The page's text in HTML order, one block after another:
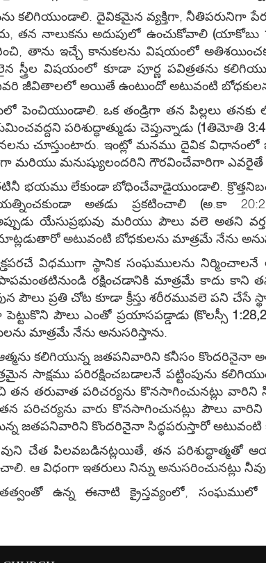
కలిగియుండాలి. దైవికమైన వ్యక్తిగా, నీతిపరునిగా
తన నాలుకను అదుపులో ఉంచుకోవాలి (యాకోబు
తాను ఇచ్చే కానుకలను విషయంలో
స్త్రీల విషయంలో కూడా పూర్ణ పవిత్రతను
జీవితాలలో అయితే ఉంటుందో అటువంటి
పెంచియుండాలి. ఒక తండ్రిగా తన పిల్లలు
పరిశుద్ధాత్ముడు చెప్తున్నాడు (1తిమోతి
చూస్తుంటారు. ఇంట్లో మనము దైవిక
మరియు మనుష్యులందరిని గౌరవించేవారిగా
భయము లేకుండా బోధించేవాడైయుండాలి.
అతడు ప్రకటించాలి (అ.కా
యేసుప్రభువు మరియు పౌలు వలె
అటువంటి బోధకులను మాత్రమే నేను
విధముగా స్థానిక సంఘములను నిర్మించాలనే
పాపమంతటినుండి రక్షించడానికి మాత్రమే కాదు కాని
పౌలు ప్రతి చోట కూడా క్రీస్తు శరీరమువలె పని చేసే
పెట్టుకొని పౌలు ఎంతో ప్రయాసపడ్డాడు (కొలస్సీ
మాత్రమే నేను అనుసరిస్తాను.
కలిగియున్న జతపనివారిని కనీసం కొందరినైనా
సాక్షము పరిరక్షించబడాలనే పట్టింపును
తరువాత పరిచర్యను కొనసాగించునట్లు వారిని
పరిచర్యను వారు కొనసాగించునట్లు పౌలు వారిని
జతపనివారిని కొందరినైనా సిద్ధపరుస్తారో అటువంటి
చేత పిలవబడినట్లయితే, తన పరిశుద్ధాత్మతో
ఆ విధంగా ఇతరులు నిన్ను అనుసరించునట్లు
ఉన్న ఈనాటి క్రైస్తవ్యంలో, సంఘములో